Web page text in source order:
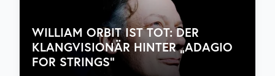
WILLIAM ORBIT IST TOT: DER
KLANGVISIONÄR HINTER „ADAGIO
FOR STRINGS“